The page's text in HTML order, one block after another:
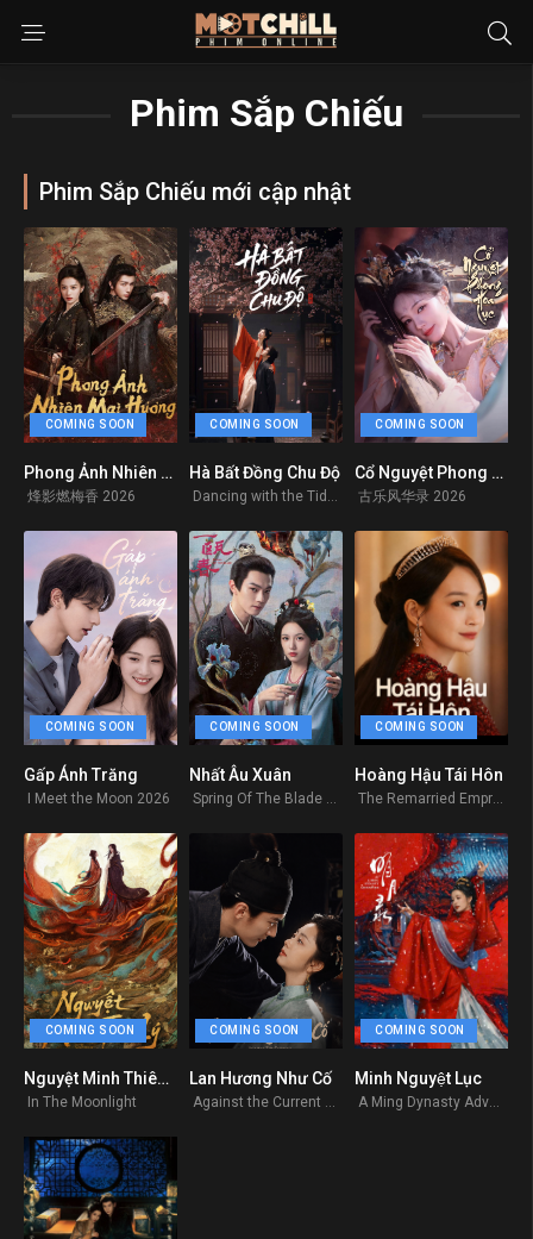
Phim Sắp Chiếu
Phim Sắp Chiếu mới cập nhật
COMING SOON
0
Phong Ảnh Nhiên Mai Hương
烽影燃梅香 2026
COMING SOON
0
Hà Bất Đồng Chu Độ
COMING SOON
0
Cổ Nguyệt Phong Hoa Lục
古乐风华录 2026
COMING SOON
Gấp Ánh Trăng
I Meet the Moon 2026
COMING SOON
Nhất Âu Xuân
Spring Of The Blade 2026
COMING SOON
0
Hoàng Hậu Tái Hôn
The Remarried Empress
COMING SOON
0
Nguyệt Minh Thiên Lý
In The Moonlight
COMING SOON
0
Lan Hương Như Cố
COMING SOON
Minh Nguyệt Lục
A Ming Dynasty Adventure